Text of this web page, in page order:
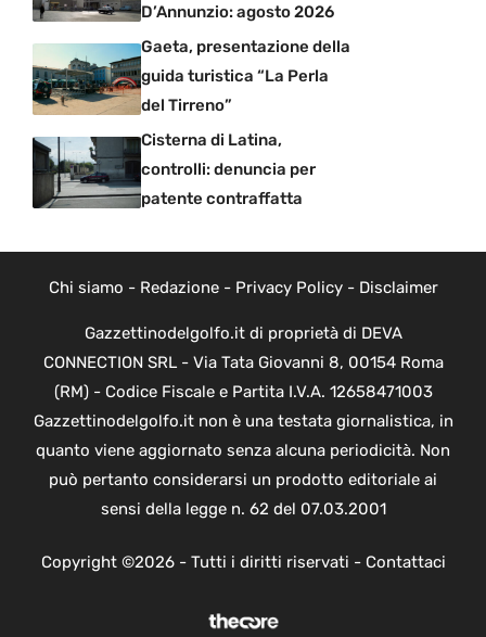
D’Annunzio: agosto 2026
Gaeta, presentazione della
guida turistica “La Perla
del Tirreno”
Cisterna di Latina,
controlli: denuncia per
patente contraffatta
Chi siamo - Redazione- Privacy Policy- Disclaimer
Gazzettinodelgolfo.it di proprietà di DEVA
CONNECTION SRL - Via Tata Giovanni 8, 00154 Roma
(RM) - Codice Fiscale e Partita I.V.A. 12658471003
Gazzettinodelgolfo.it non è una testata giornalistica, in
quanto viene aggiornato senza alcuna periodicità. Non
può pertanto considerarsi un prodotto editoriale ai
sensi della legge n. 62 del 07.03.2001
Copyright ©2026 - Tutti i diritti riservati - Contattaci